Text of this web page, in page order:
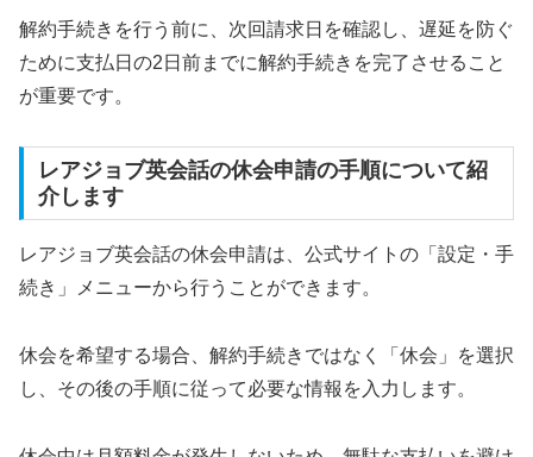
解約手続きを行う前に、次回請求日を確認し、遅延を防ぐ
ために支払日の2日前までに解約手続きを完了させること
が重要です。
レアジョブ英会話の休会申請の手順について紹
介します
レアジョブ英会話の休会申請は、公式サイトの「設定・手
続き」メニューから行うことができます。
休会を希望する場合、解約手続きではなく「休会」を選択
し、その後の手順に従って必要な情報を入力します。